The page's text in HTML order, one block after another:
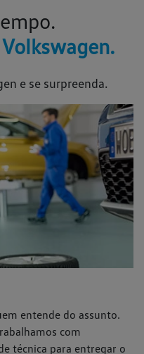
e se surpreenda.
entende do assunto.
com
técnica para entregar o